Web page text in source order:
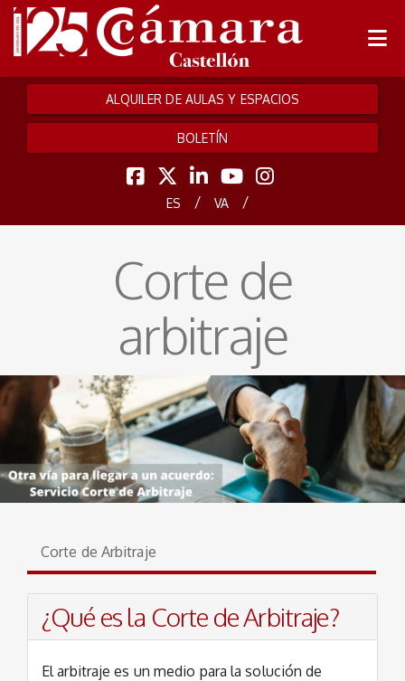
ALQUILER DE AULAS Y ESPACIOS
BOLETÍN
ES / VA /
Corte de
arbitraje
Corte de Arbitraje
¿Qué es la Corte de Arbitraje?
El arbitraje es un medio para la solución de